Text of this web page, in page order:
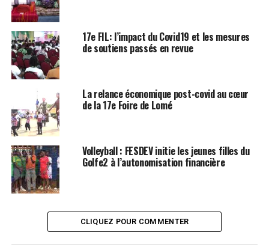
17e FIL: l’impact du Covid19 et les mesures
de soutiens passés en revue
La relance économique post-covid au cœur
de la 17e Foire de Lomé
Volleyball : FESDEV initie les jeunes filles du
Golfe2 à l’autonomisation financière
CLIQUEZ POUR COMMENTER